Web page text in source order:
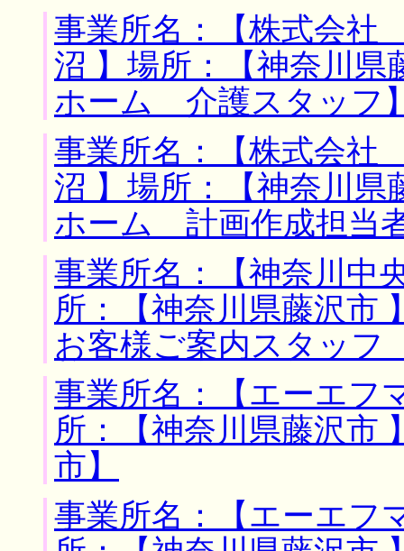
事業所名：【株式会
沼 】場所：【神奈川県
ホーム 介護スタッフ
事業所名：【株式会
沼 】場所：【神奈川県
ホーム 計画作成担当
事業所名：【神奈川中
所：【神奈川県藤沢市
お客様ご案内スタッフ
事業所名：【エーエフ
所：【神奈川県藤沢市
市】
事業所名：【エーエフ